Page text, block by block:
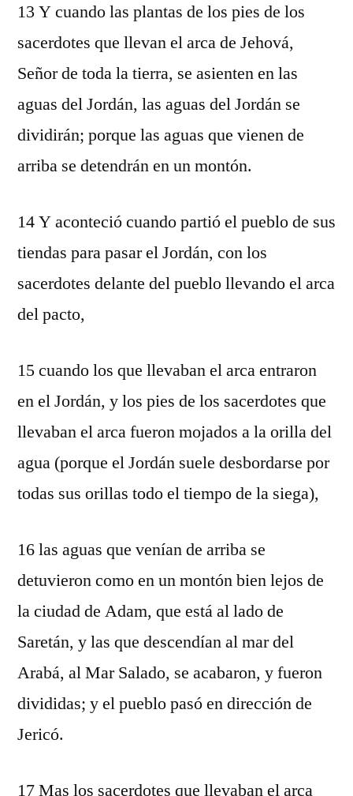
13 Y cuando las plantas de los pies de los
sacerdotes que llevan el arca de Jehová,
Señor de toda la tierra, se asienten en las
aguas del Jordán, las aguas del Jordán se
dividirán; porque las aguas que vienen de
arriba se detendrán en un montón.
14 Y aconteció cuando partió el pueblo de sus
tiendas para pasar el Jordán, con los
sacerdotes delante del pueblo llevando el arca
del pacto,
15 cuando los que llevaban el arca entraron
en el Jordán, y los pies de los sacerdotes que
llevaban el arca fueron mojados a la orilla del
agua (porque el Jordán suele desbordarse por
todas sus orillas todo el tiempo de la siega),
16 las aguas que venían de arriba se
detuvieron como en un montón bien lejos de
la ciudad de Adam, que está al lado de
Saretán, y las que descendían al mar del
Arabá, al Mar Salado, se acabaron, y fueron
divididas; y el pueblo pasó en dirección de
Jericó.
17 Mas los sacerdotes que llevaban el arca